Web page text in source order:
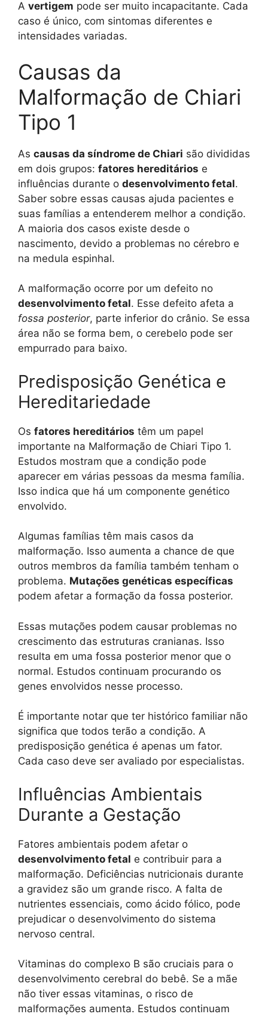
A vertigem pode ser muito incapacitante. Cada
caso é único, com sintomas diferentes e
intensidades variadas.
Causas da
Malformação de Chiari
Tipo 1
As causas da síndrome de Chiari são divididas
em dois grupos: fatores hereditários e
influências durante o desenvolvimento fetal.
Saber sobre essas causas ajuda pacientes e
suas famílias a entenderem melhor a condição.
A maioria dos casos existe desde o
nascimento, devido a problemas no cérebro e
na medula espinhal.
A malformação ocorre por um defeito no
desenvolvimento fetal. Esse defeito afeta a
fossa posterior, parte inferior do crânio. Se essa
área não se forma bem, o cerebelo pode ser
empurrado para baixo.
Predisposição Genética e
Hereditariedade
Os fatores hereditários têm um papel
importante na Malformação de Chiari Tipo 1.
Estudos mostram que a condição pode
aparecer em várias pessoas da mesma família.
Isso indica que há um componente genético
envolvido.
Algumas famílias têm mais casos da
malformação. Isso aumenta a chance de que
outros membros da família também tenham o
problema. Mutações genéticas específicas
podem afetar a formação da fossa posterior.
Essas mutações podem causar problemas no
crescimento das estruturas cranianas. Isso
resulta em uma fossa posterior menor que o
normal. Estudos continuam procurando os
genes envolvidos nesse processo.
É importante notar que ter histórico familiar não
significa que todos terão a condição. A
predisposição genética é apenas um fator.
Cada caso deve ser avaliado por especialistas.
Influências Ambientais
Durante a Gestação
Fatores ambientais podem afetar o
desenvolvimento fetal e contribuir para a
malformação. Deficiências nutricionais durante
a gravidez são um grande risco. A falta de
nutrientes essenciais, como ácido fólico, pode
prejudicar o desenvolvimento do sistema
nervoso central.
Vitaminas do complexo B são cruciais para o
desenvolvimento cerebral do bebê. Se a mãe
não tiver essas vitaminas, o risco de
malformações aumenta. Estudos continuam